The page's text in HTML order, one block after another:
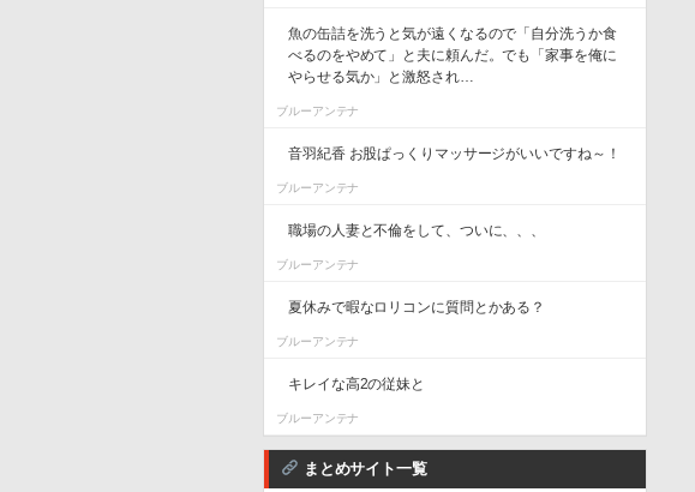
魚の缶詰を洗うと気が遠くなるので「自分洗うか食
べるのをやめて」と夫に頼んだ。でも「家事を俺に
やらせる気か」と激怒され…
ブルーアンテナ
音羽紀香 お股ぱっくりマッサージがいいですね～！
ブルーアンテナ
職場の人妻と不倫をして、ついに、、、
ブルーアンテナ
夏休みで暇なロリコンに質問とかある？
ブルーアンテナ
キレイな高2の従妹と
ブルーアンテナ
まとめサイト一覧